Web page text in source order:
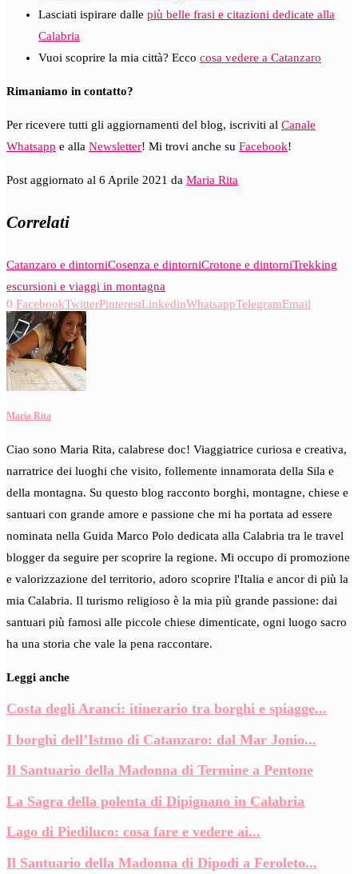
Lasciati ispirare dalle più belle frasi e citazioni dedicate alla
Calabria
Vuoi scoprire la mia città? Ecco cosa vedere a Catanzaro
Rimaniamo in contatto?
Per ricevere tutti gli aggiornamenti del blog, iscriviti al Canale
Whatsapp e alla Newsletter! Mi trovi anche su Facebook!
Post aggiornato al 6 Aprile 2021 da Maria Rita
Correlati
Catanzaro e dintorniCosenza e dintorniCrotone e dintorniTrekking
escursioni e viaggi in montagna
0 FacebookTwitterPinterestLinkedinWhatsappTelegramEmail
Maria Rita
Ciao sono Maria Rita, calabrese doc! Viaggiatrice curiosa e creativa,
narratrice dei luoghi che visito, follemente innamorata della Sila e
della montagna. Su questo blog racconto borghi, montagne, chiese e
santuari con grande amore e passione che mi ha portata ad essere
nominata nella Guida Marco Polo dedicata alla Calabria tra le travel
blogger da seguire per scoprire la regione. Mi occupo di promozione
e valorizzazione del territorio, adoro scoprire l'Italia e ancor di più la
mia Calabria. Il turismo religioso è la mia più grande passione: dai
santuari più famosi alle piccole chiese dimenticate, ogni luogo sacro
ha una storia che vale la pena raccontare.
Leggi anche
Costa degli Aranci: itinerario tra borghi e spiagge...
I borghi dell’Istmo di Catanzaro: dal Mar Jonio...
Il Santuario della Madonna di Termine a Pentone
La Sagra della polenta di Dipignano in Calabria
Lago di Piediluco: cosa fare e vedere ai...
Il Santuario della Madonna di Dipodi a Feroleto...